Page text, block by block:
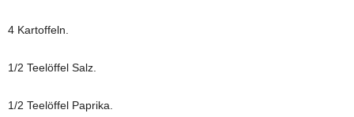
4 Kartoffeln.
1/2 Teelöffel Salz.
1/2 Teelöffel Paprika.